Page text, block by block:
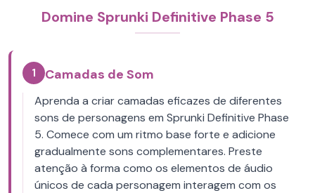
Domine Sprunki Definitive Phase 5
1 Camadas de Som
Aprenda a criar camadas eficazes de diferentes
sons de personagens em Sprunki Definitive Phase
5. Comece com um ritmo base forte e adicione
gradualmente sons complementares. Preste
atenção à forma como os elementos de áudio
únicos de cada personagem interagem com os